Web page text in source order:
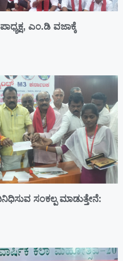
ಎಂ.ಡಿ ವಜಾಕ್ಕೆ
ಸಂಕಲ್ಪ ಮಾಡುತ್ತೇನೆ: